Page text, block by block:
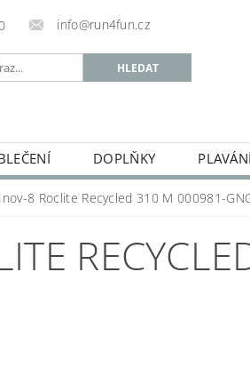
info@run4fun.cz
DOPLŇKY PLAVÁNÍ
OBCHODNÍ PODMÍNKY
Inov-8 Roclite Recycled 310 M 000981-